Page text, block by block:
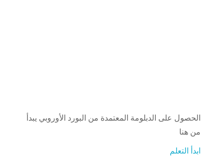
الحصول على الدبلومة المعتمدة من البورد الأوروبي يبدأ
من هنا
ابدأ التعلم